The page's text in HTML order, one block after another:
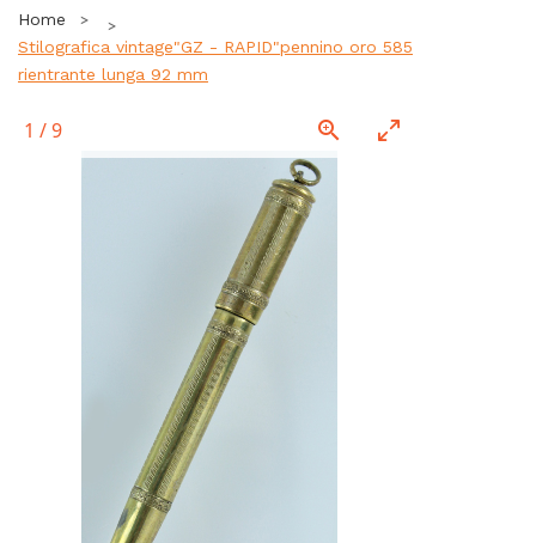
Home
Stilografica vintage"GZ - RAPID"pennino oro 585
rientrante lunga 92 mm
1 /9